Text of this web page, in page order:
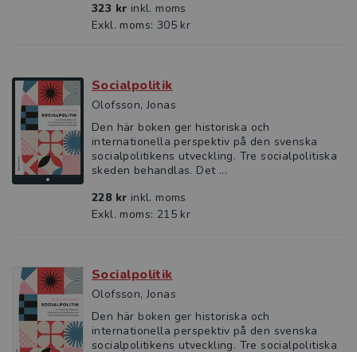
323 kr inkl. moms
Exkl. moms: 305 kr
Socialpolitik
Olofsson, Jonas
Den här boken ger historiska och
internationella perspektiv på den svenska
socialpolitikens utveckling. Tre socialpolitiska
skeden behandlas. Det ...
228 kr inkl. moms
Exkl. moms: 215 kr
Socialpolitik
Olofsson, Jonas
Den här boken ger historiska och
internationella perspektiv på den svenska
socialpolitikens utveckling. Tre socialpolitiska